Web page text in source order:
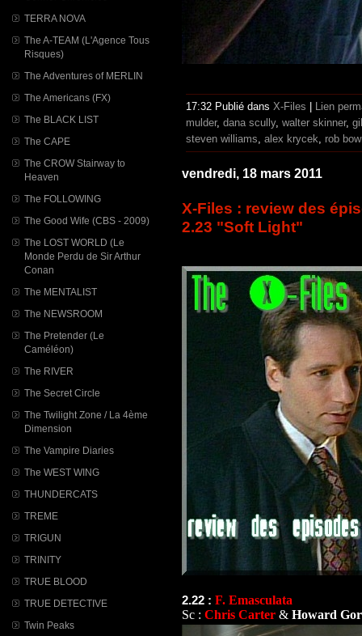
TERRA NOVA
The A-TEAM (L'Agence Tous
Risques)
The Adventures of MERLIN
The Americans (FX)
The BLACK LIST
The CAPE
The CROW Stairway to
Heaven
The FOLLOWING
The Good Wife (CBS - 2009)
The LOST WORLD (Le
Monde Perdu de Sir Arthur
Conan
The MENTALIST
The NEWSROOM
The Pretender (Le
Caméléon)
The RIVER
The Secret Circle
The Twilight Zone / La 4ème
Dimension
The Vampire Diaries
The WEST WING
THUNDERCATS
TREME
TRIGUN
TRINITY
TRUE BLOOD
TRUE DETECTIVE
Twin Peaks
17:32 Publié dans X-Files
Lien
mulder, dana scully, walter skinner,
steven williams alex krycek rob
vendredi, 18 mars 2011
X-Files : review des
2.23 "Soft Light"
2.22 : F. Emasculata
Sc : Chris Carter & Howard